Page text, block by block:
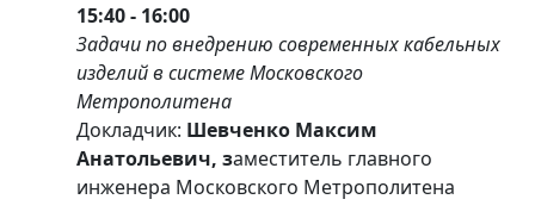
15:40 - 16:00
Задачи по внедрению современных кабельных
изделий в системе Московского
Метрополитена
Докладчик: Шевченко Максим
Анатольевич, заместитель главного
инженера Московского Метрополитена